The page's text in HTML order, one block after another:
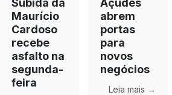
Maurício
Cardoso
recebe
asfalto na
segunda-
feira
abrem
portas
para
novos
negócios
Leia mais →